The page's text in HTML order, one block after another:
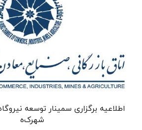
اطلاعیه برگزاری سمینار توسعه
شهرک‌ه